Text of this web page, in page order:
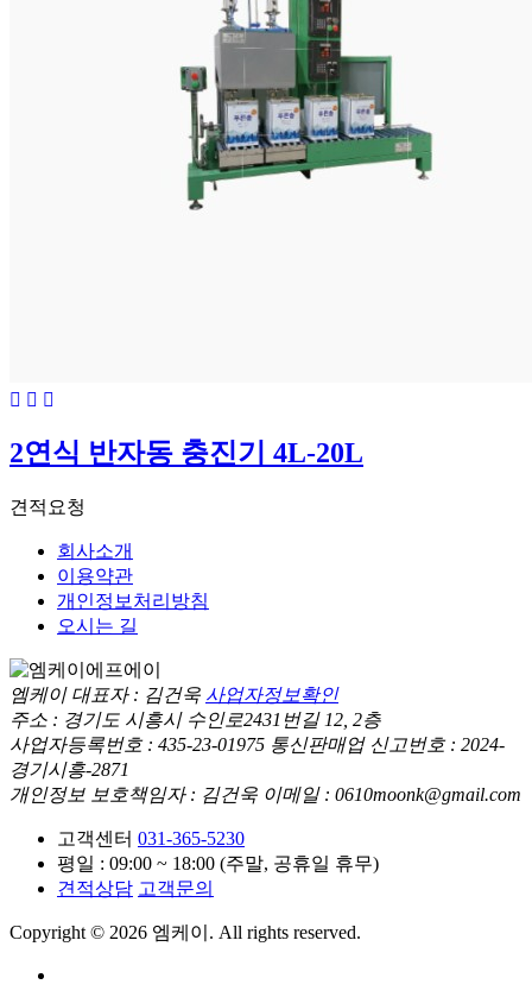
2연식 반자동 충진기 4L-20L
견적요청
회사소개
이용약관
개인정보처리방침
오시는 길
엠케이 대표자 : 김건욱 사업자정보확인
주소 : 경기도 시흥시 수인로2431번길 12, 2층
사업자등록번호 : 435-23-01975 통신판매업 신고번호 : 2024-
경기시흥-2871
개인정보 보호책임자 : 김건욱 이메일 : 0610moonk@gmail.com
고객센터 031-365-5230
평일 : 09:00 ~ 18:00 (주말, 공휴일 휴무)
견적상담 고객문의
Copyright © 2026 엠케이. All rights reserved.